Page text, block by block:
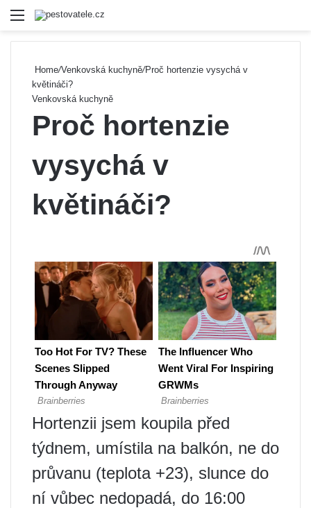
Menu
Home/Venkovská kuchyně/Proč hortenzie vysychá v
květináči?
Venkovská kuchyně
Proč hortenzie
vysychá v
květináči?
Hortenzii jsem koupila před
týdnem, umístila na balkón, ne do
průvanu (teplota +23), slunce do
ní vůbec nedopadá, do 16:00